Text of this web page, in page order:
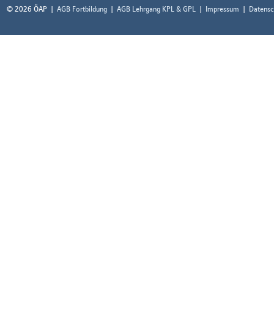
© 2026 ÖAP AGB Fortbildung AGB Lehrgang KPL & GPL Impressum